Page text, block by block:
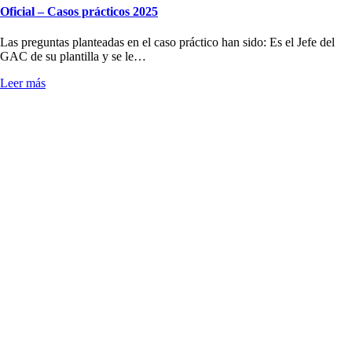
Oficial – Casos prácticos 2025
Las preguntas planteadas en el caso práctico han sido: Es el Jefe del
GAC de su plantilla y se le…
Leer más